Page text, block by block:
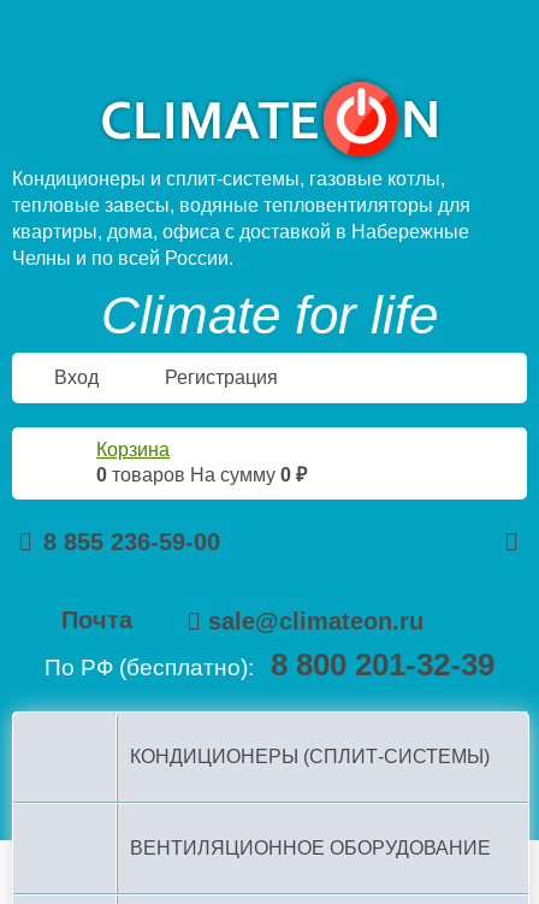
Кондиционеры и сплит-системы, газовые котлы,
тепловые завесы, водяные тепловентиляторы для
квартиры, дома, офиса с доставкой в Набережные
Челны и по всей России.
Climate for life
Вход Регистрация
Корзина
0 товаров На сумму 0 ₽
8 855 236-59-00
Почта sale@climateon.ru
По РФ (бесплатно): 8 800 201-32-39
КОНДИЦИОНЕРЫ (СПЛИТ-СИСТЕМЫ)
ВЕНТИЛЯЦИОННОЕ ОБОРУДОВАНИЕ